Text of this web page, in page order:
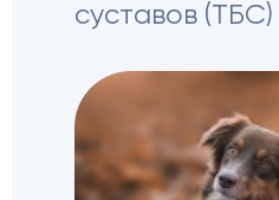
суставов (ТБС)